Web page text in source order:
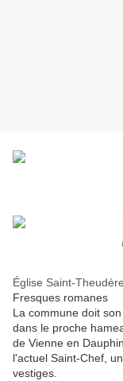
Église Saint-
Fresques romanes
La commune doit
dans le proche
de Vienne en
l'actuel Saint-Chef,
vestiges.